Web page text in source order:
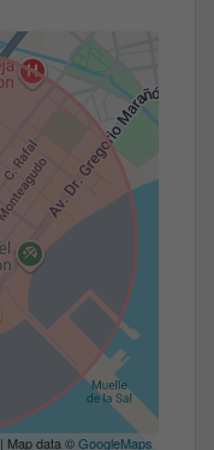
| Map data ©GoogleMaps